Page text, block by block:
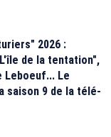
2026 :
de la tentation",
Leboeuf... Le
saison 9 de la télé-